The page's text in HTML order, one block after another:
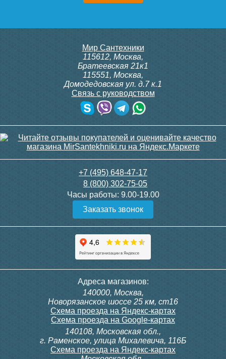
Мир Сантехники
115612, Москва,
Братеевская 21к1
115551, Москва,
Домодедовская ул. д.7 к.1
Связь с руководством
+7 (495) 648-47-17
8 (800) 302-75-05
Часы работы: 9.00-19.00
Заказать звонок
Адреса магазинов:
140000, Москва,
Новорязанское шоссе 25 км, ст16
Схема проезда на Яндекс-картах
Схема проезда на Google-картах
140108, Московская обл.,
г. Раменское, улица Михалевича, 116Б
Схема проезда на Яндекс-картах